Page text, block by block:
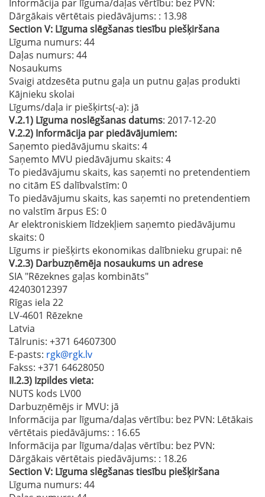
Informācija par līguma/daļas vērtību: bez PVN:
Dārgākais vērtētais piedāvājums: : 13.98
SectionV: Līguma slēgšanas tiesību piešķiršana
Līguma numurs: 44
Daļas numurs: 44
Nosaukums
Svaigi atdzesēta putnu gaļa un putnu gaļas produkti
Kājnieku skolai
Līgums/daļa ir piešķirts(-a): jā
V.2.1) Līguma noslēgšanas datums: 2017-12-20
V.2.2) Informācija par piedāvājumiem:
Saņemto piedāvājumu skaits: 4
Saņemto MVU piedāvājumu skaits: 4
To piedāvājumu skaits, kas saņemti no pretendentiem
no citām ES dalībvalstīm: 0
To piedāvājumu skaits, kas saņemti no pretendentiem
no valstīm ārpus ES: 0
Ar elektroniskiem līdzekļiem saņemto piedāvājumu
skaits: 0
Līgums ir piešķirts ekonomikas dalībnieku grupai: nē
V.2.3) Darbuzņēmēja nosaukums un adrese
SIA "Rēzeknes gaļas kombināts"
42403012397
Rīgas iela 22
LV-4601 Rēzekne
Latvia
Tālrunis: +371 64607300
E-pasts: rgk@rgk.lv
Fakss: +371 64628050
II.2.3) Izpildes vieta:
NUTS kods LV00
Darbuzņēmējs ir MVU: jā
Informācija par līguma/daļas vērtību: bez PVN: Lētākais
vērtētais piedāvājums: : 16.65
Informācija par līguma/daļas vērtību: bez PVN:
Dārgākais vērtētais piedāvājums: : 18.26
SectionV: Līguma slēgšanas tiesību piešķiršana
Līguma numurs: 44